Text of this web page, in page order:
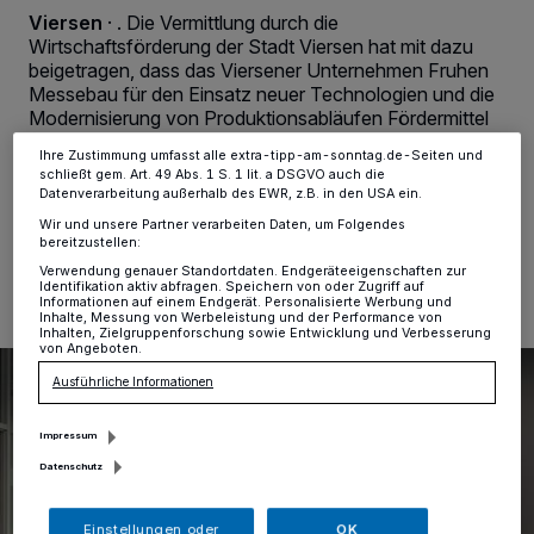
Viersen · . Die Vermittlung durch die
Wirtschaftsförderung der Stadt Viersen hat mit dazu
beigetragen, dass das Viersener Unternehmen Fruhen
Messebau für den Einsatz neuer Technologien und die
Modernisierung von Produktionsabläufen Fördermittel
04.02.2025 , 15:13 Uhr
Anzeigen möglicherweise nicht mehr so relevant für Sie. Sie können
dieses Menü jederzeit wieder aufrufen, um Ihre Einstellungen zu
ändern oder Ihre Einwilligung zu widerrufen, indem Sie auf den Link
Einstellungen oder Ablehnen am unteren Rand der Webseite klicken.
Ihre Einstellungen gelten innerhalb unseres Website. Weitere
Informationen finden Sie in unserer Datenschutzerklärung.
Ihre Zustimmung umfasst alle extra-tipp-am-sonntag.de-Seiten und
schließt gem. Art. 49 Abs. 1 S. 1 lit. a DSGVO auch die
Datenverarbeitung außerhalb des EWR, z.B. in den USA ein.
Wir und unsere Partner verarbeiten Daten, um Folgendes
bereitzustellen:
Verwendung genauer Standortdaten. Endgeräteeigenschaften zur
Identifikation aktiv abfragen. Speichern von oder Zugriff auf
Informationen auf einem Endgerät. Personalisierte Werbung und
Inhalte, Messung von Werbeleistung und der Performance von
Inhalten, Zielgruppenforschung sowie Entwicklung und Verbesserung
von Angeboten.
Ausführliche Informationen
Impressum
Datenschutz
Einstellungen oder OK